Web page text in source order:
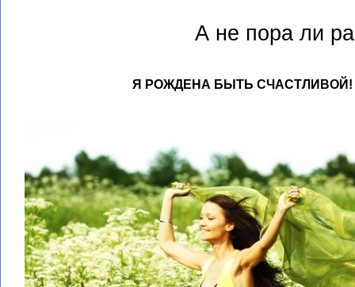
А не пора ли
Я РОЖДЕНА БЫТЬ СЧАСТЛИВОЙ!